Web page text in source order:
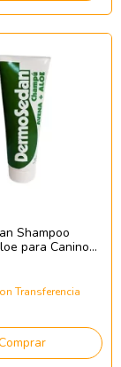
Shampoo
para Caninos
Transferencia